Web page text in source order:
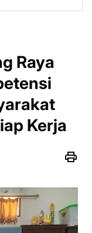
Raya
Kerja